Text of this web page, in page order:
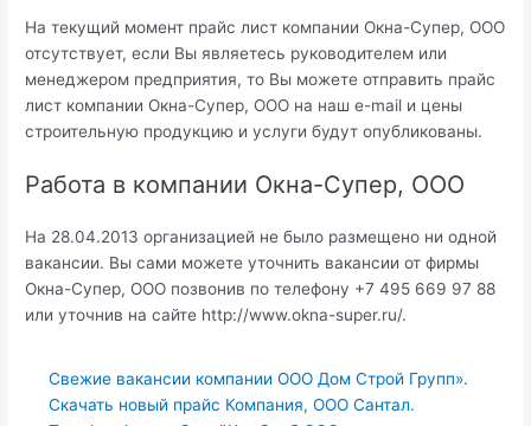
На текущий момент прайс лист компании Окна-Супер, ООО
отсутствует, если Вы являетесь руководителем или
менеджером предприятия, то Вы можете отправить прайс
лист компании Окна-Супер, ООО на наш e-mail и цены
строительную продукцию и услуги будут опубликованы.
Работа в компании Окна-Супер, ООО
На 28.04.2013 организацией не было размещено ни одной
вакансии. Вы сами можете уточнить вакансии от фирмы
Окна-Супер, ООО позвонив по телефону +7 495 669 97 88
или уточнив на сайте http://www.okna-super.ru/.
Свежие вакансии компании ООО Дом Строй Групп».
Скачать новый прайс Компания, ООО Сантал.